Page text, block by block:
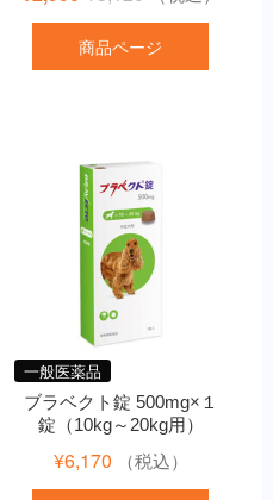
の
価
格
で
し
た。
在
の
価
¥2,900
で
す。
商品ページ
一般医薬品
ブラベクト錠 500mg×１
錠（10kg～20kg用）
¥6,170 （税込）